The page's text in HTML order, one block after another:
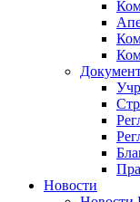
Новости